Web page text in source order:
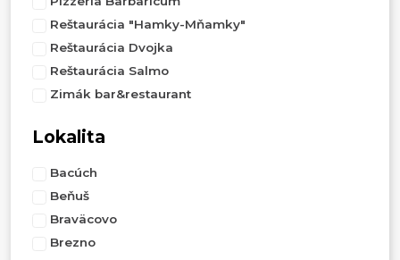
Reštaurácia "Hamky-Mňamky"
Reštaurácia Dvojka
Reštaurácia Salmo
Zimák bar&restaurant
Lokalita
Bacúch
Beňuš
Braväcovo
Brezno